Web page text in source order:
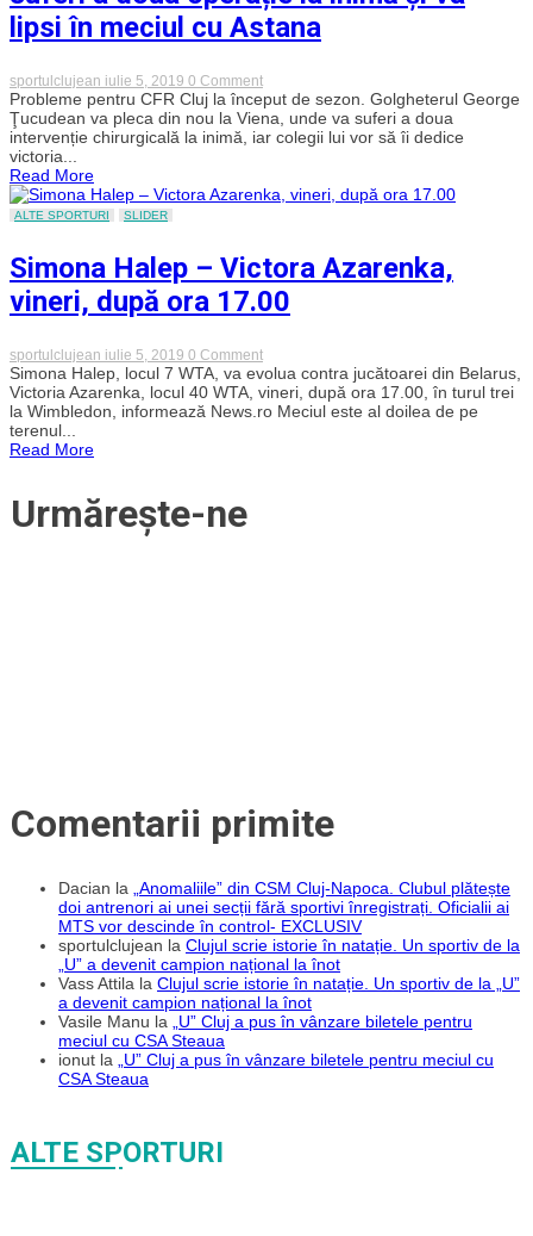
lipsi în meciul cu Astana
sportulclujean iulie 5, 2019 0 Commenton
Probleme
pentru
CFR.
Țucudean
a
inimă
și
va
lipsi
cu
Astana
Probleme pentru CFR Cluj la început de sezon. Golgheterul George
Ţucudean va pleca din nou la Viena, unde va suferi a doua
intervenție chirurgicală la inimă, iar colegii lui vor să îi dedice
victoria...
Read More
ALTE SPORTURI SLIDER
Simona Halep – Victora Azarenka,
vineri, după ora 17.00
sportulclujean iulie 5, 2019 0 Commenton
Simona
Halep
–
Victora
Simona Halep, locul 7 WTA, va evolua contra jucătoarei din Belarus,
Victoria Azarenka, locul 40 WTA, vineri, după ora 17.00, în turul trei
la Wimbledon, informează News.ro Meciul este al doilea de pe
terenul...
Read More
Urmărește-ne
Comentarii primite
Dacian la
„Anomaliile” din CSM Cluj-Napoca. Clubul plătește
doi antrenori ai unei secții fără sportivi înregistrați. Oficialii ai
MTS vor descinde în control- EXCLUSIV
sportulclujean la Clujul scrie istorie în natație. Un sportiv de la
„U” a devenit campion național la înot
Vass Attila la Clujul scrie istorie în natație. Un sportiv de la „U”
a devenit campion național la înot
Vasile Manu la
„U” Cluj a pus în vânzare biletele pentru
meciul cu CSA Steaua
ionut la
„U” Cluj a pus în vânzare biletele pentru meciul cu
CSA Steaua
ALTE SPORTURI